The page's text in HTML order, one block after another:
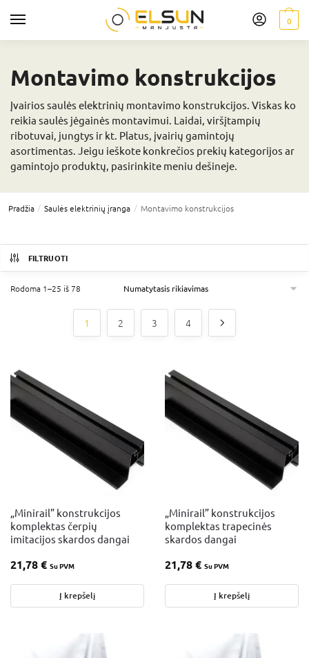
0
Montavimo konstrukcijos
Įvairios saulės elektrinių montavimo konstrukcijos. Viskas ko
reikia saulės jėgainės montavimui. Laidai, viršįtampių
ribotuvai, jungtys ir kt. Platus, įvairių gamintojų
asortimentas. Jeigu ieškote konkrečios prekių kategorijos ar
gamintojo produktų, pasirinkite meniu dešineje.
Pradžia / Saulės elektrinių įranga / Montavimo konstrukcijos
FILTRUOTI
Rodoma 1–25 iš 78
1 2 3 4
„Minirail” konstrukcijos
komplektas čerpių
imitacijos skardos dangai
21,78€ Su PVM
Į krepšelį
„Minirail” konstrukcijos
komplektas trapecinės
skardos dangai
21,78€ Su PVM
Į krepšelį